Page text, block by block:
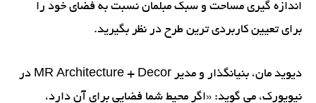
اندازه گیری مساحت و سبک مبلمان نسبت به فضای خود را
برای تعیین کاربردی ترین طرح در نظر بگیرید.
دیوید مان، بنیانگذار و مدیر MR Architecture + Decor در
نیویورک، می گوید: «اگر محیط شما فضایی برای آن دارد،